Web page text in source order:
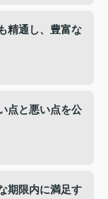
精通し、豊富な
点と悪い点を公
期限内に満足す